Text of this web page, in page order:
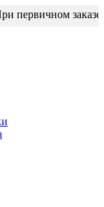
первичном заказе